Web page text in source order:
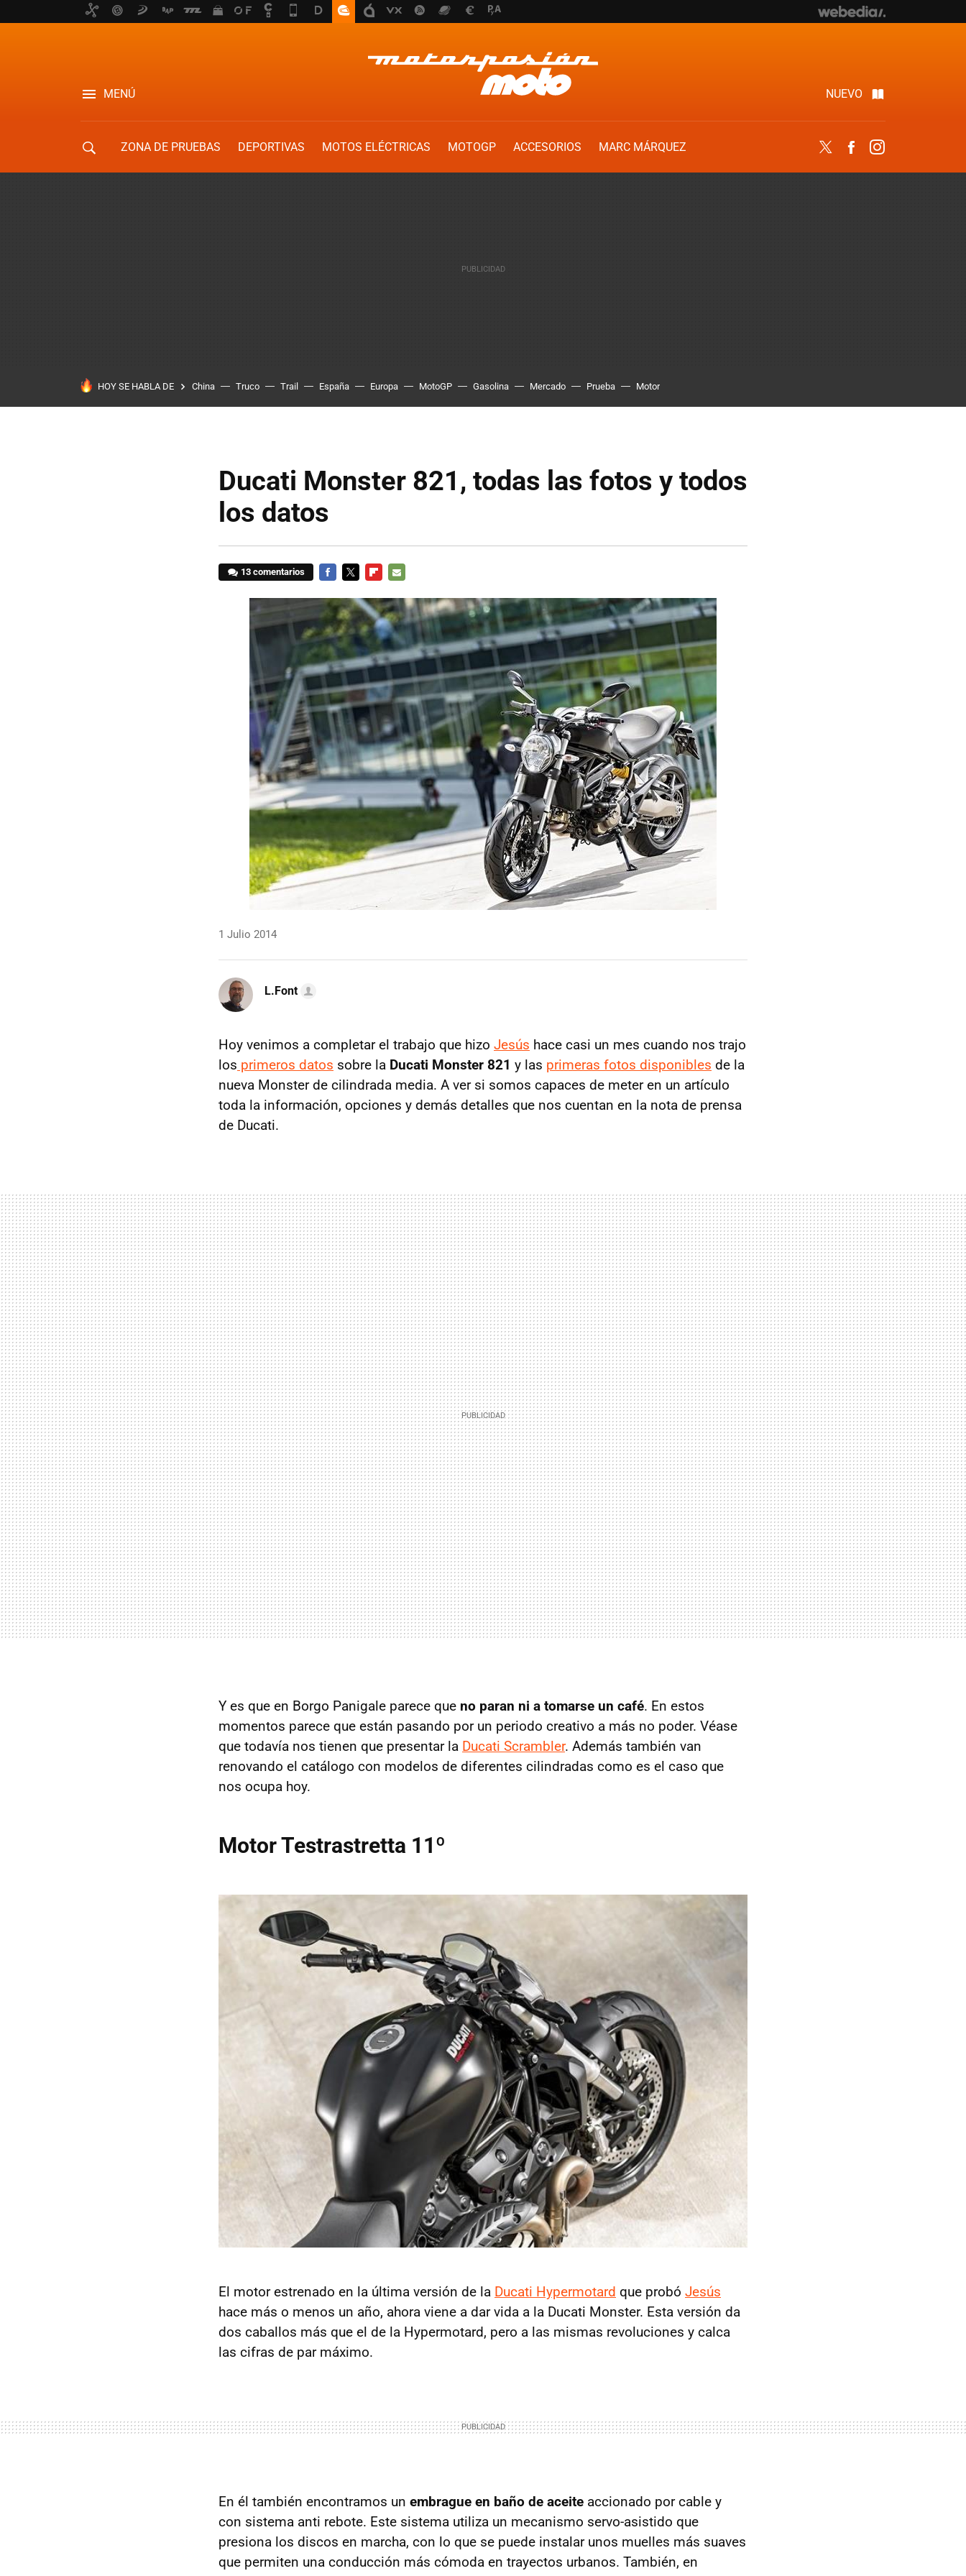
MENÚ NUEVO
ZONA DE PRUEBAS DEPORTIVAS MOTOS ELÉCTRICAS MOTOGP ACCESORIOS
MARC MÁRQUEZ
Twitter Facebook
HOY SE HABLA DE China Truco Trail España Europa MotoGP Gasolina Mercado Prueba Motor
Ducati Monster 821, todas las fotos y todos
los datos
13 comentarios
MAIL
1 Julio 2014
L.Font
Hoy venimos a completar el trabajo que hizo Jesús hace casi un mes cuando nos trajo
los primeros datos sobre la Ducati Monster 821 y las primeras fotos disponibles de la
nueva Monster de cilindrada media. A ver si somos capaces de meter en un artículo
toda la información, opciones y demás detalles que nos cuentan en la nota de prensa
de Ducati.
Y es que en Borgo Panigale parece que no paran ni a tomarse un café. En estos
momentos parece que están pasando por un periodo creativo a más no poder. Véase
que todavía nos tienen que presentar la Ducati Scrambler. Además también van
renovando el catálogo con modelos de diferentes cilindradas como es el caso que
nos ocupa hoy.
Motor Testrastretta 11º
El motor estrenado en la última versión de la Ducati Hypermotard que probó Jesús
hace más o menos un año, ahora viene a dar vida a la Ducati Monster. Esta versión da
dos caballos más que el de la Hypermotard, pero a las mismas revoluciones y calca
las cifras de par máximo.
En él también encontramos un embrague en baño de aceite accionado por cable y
con sistema anti rebote. Este sistema utiliza un mecanismo servo-asistido que
presiona los discos en marcha, con lo que se puede instalar unos muelles más suaves
que permiten una conducción más cómoda en trayectos urbanos. También, en